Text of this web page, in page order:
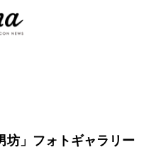
坊」フォトギャラリー